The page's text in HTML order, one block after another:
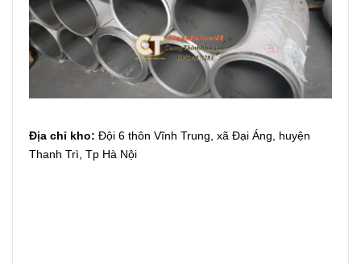
Địa chỉ kho: Đội 6 thôn Vĩnh Trung, xã Đại Áng, huyện
Thanh Trì, Tp Hà Nội